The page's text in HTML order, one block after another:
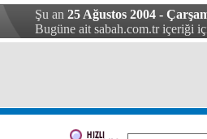
Şu an 25 Ağustos 2004 -
Bugüne ait sabah.com.tr içeriği